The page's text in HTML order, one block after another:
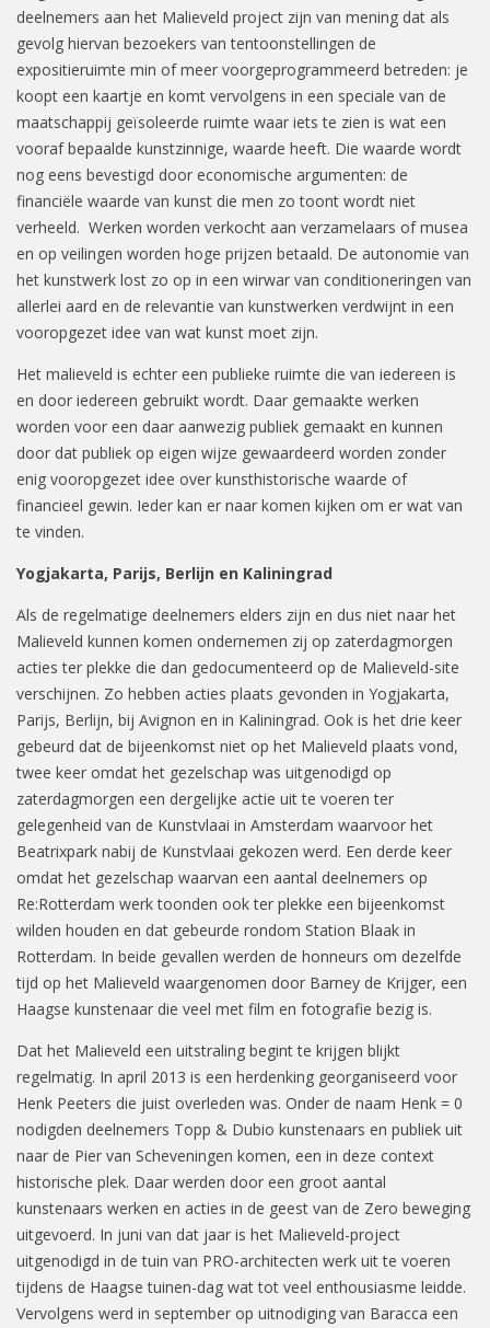
deelnemers aan het Malieveld project zijn van mening dat als
gevolg hiervan bezoekers van tentoonstellingen de
expositieruimte min of meer voorgeprogrammeerd betreden: je
koopt een kaartje en komt vervolgens in een speciale van de
maatschappij geïsoleerde ruimte waar iets te zien is wat een
vooraf bepaalde kunstzinnige, waarde heeft. Die waarde wordt
nog eens bevestigd door economische argumenten: de
financiële waarde van kunst die men zo toont wordt niet
verheeld. Werken worden verkocht aan verzamelaars of musea
en op veilingen worden hoge prijzen betaald. De autonomie van
het kunstwerk lost zo op in een wirwar van conditioneringen van
allerlei aard en de relevantie van kunstwerken verdwijnt in een
vooropgezet idee van wat kunst moet zijn.
Het malieveld is echter een publieke ruimte die van iedereen is
en door iedereen gebruikt wordt. Daar gemaakte werken
worden voor een daar aanwezig publiek gemaakt en kunnen
door dat publiek op eigen wijze gewaardeerd worden zonder
enig vooropgezet idee over kunsthistorische waarde of
financieel gewin. Ieder kan er naar komen kijken om er wat van
te vinden.
Yogjakarta, Parijs, Berlijn en Kaliningrad
Als de regelmatige deelnemers elders zijn en dus niet naar het
Malieveld kunnen komen ondernemen zij op zaterdagmorgen
acties ter plekke die dan gedocumenteerd op de Malieveld-site
verschijnen. Zo hebben acties plaats gevonden in Yogjakarta,
Parijs, Berlijn, bij Avignon en in Kaliningrad. Ook is het drie keer
gebeurd dat de bijeenkomst niet op het Malieveld plaats vond,
twee keer omdat het gezelschap was uitgenodigd op
zaterdagmorgen een dergelijke actie uit te voeren ter
gelegenheid van de Kunstvlaai in Amsterdam waarvoor het
Beatrixpark nabij de Kunstvlaai gekozen werd. Een derde keer
omdat het gezelschap waarvan een aantal deelnemers op
Re:Rotterdam werk toonden ook ter plekke een bijeenkomst
wilden houden en dat gebeurde rondom Station Blaak in
Rotterdam. In beide gevallen werden de honneurs om dezelfde
tijd op het Malieveld waargenomen door Barney de Krijger, een
Haagse kunstenaar die veel met film en fotografie bezig is.
Dat het Malieveld een uitstraling begint te krijgen blijkt
regelmatig. In april 2013 is een herdenking georganiseerd voor
Henk Peeters die juist overleden was. Onder de naam Henk = 0
nodigden deelnemers Topp & Dubio kunstenaars en publiek uit
naar de Pier van Scheveningen komen, een in deze context
historische plek. Daar werden door een groot aantal
kunstenaars werken en acties in de geest van de Zero beweging
uitgevoerd. In juni van dat jaar is het Malieveld-project
uitgenodigd in de tuin van PRO-architecten werk uit te voeren
tijdens de Haagse tuinen-dag wat tot veel enthousiasme leidde.
Vervolgens werd in september op uitnodiging van Baracca een